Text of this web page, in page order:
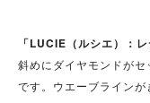
「LUCIE（ルシエ）：
斜めにダイヤモンドが
です。ウエーブラインが